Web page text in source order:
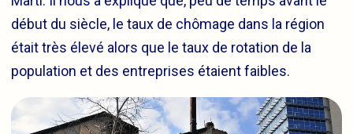
début du siècle, le taux de chômage dans la région
était très élevé alors que le taux de rotation de la
population et des entreprises étaient faibles.